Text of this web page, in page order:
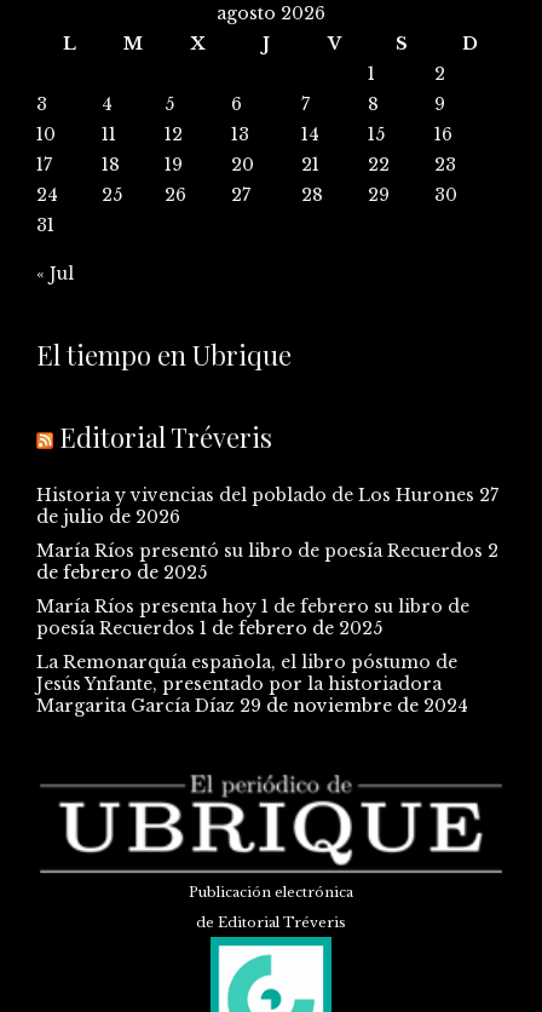
agosto 2026
L
M X J V S
D
1
2
3
4 5 6 7 8
9
10
11 12 13 14 15
16
17
18 19 20 21 22
23
24
25 26 27 28 29
30
31
« Jul
El tiempo en Ubrique
Editorial Tréveris
Historia y vivencias del poblado de Los Hurones 27
de julio de 2026
María Ríos presentó su libro de poesía Recuerdos 2
de febrero de 2025
María Ríos presenta hoy 1 de febrero su libro de
poesía Recuerdos 1 de febrero de 2025
La Remonarquía española, el libro póstumo de
Jesús Ynfante, presentado por la historiadora
Margarita García Díaz 29 de noviembre de 2024
Publicación electrónica
de Editorial Tréveris